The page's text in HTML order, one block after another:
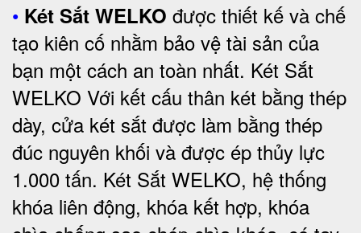
• Két Sắt WELKO được thiết kế và chế
tạo kiên cố nhằm bảo vệ tài sản của
bạn một cách an toàn nhất. Két Sắt
WELKO Với kết cấu thân két bằng thép
dày, cửa két sắt được làm bằng thép
đúc nguyên khối và được ép thủy lực
1.000 tấn. Két Sắt WELKO, hệ thống
khóa liên động, khóa kết hợp, khóa